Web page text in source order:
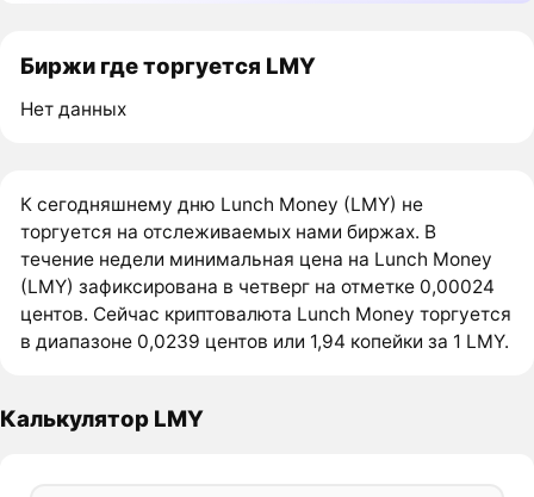
Биржи где торгуется LMY
Нет данных
К сегодняшнему дню Lunch Money (LMY) не
торгуется на отслеживаемых нами биржах. В
течение недели минимальная цена на Lunch Money
(LMY) зафиксирована в четверг на отметке 0,00024
центов. Сейчас криптовалюта Lunch Money торгуется
в диапазоне 0,0239 центов или 1,94 копейки за 1 LMY.
Калькулятор LMY